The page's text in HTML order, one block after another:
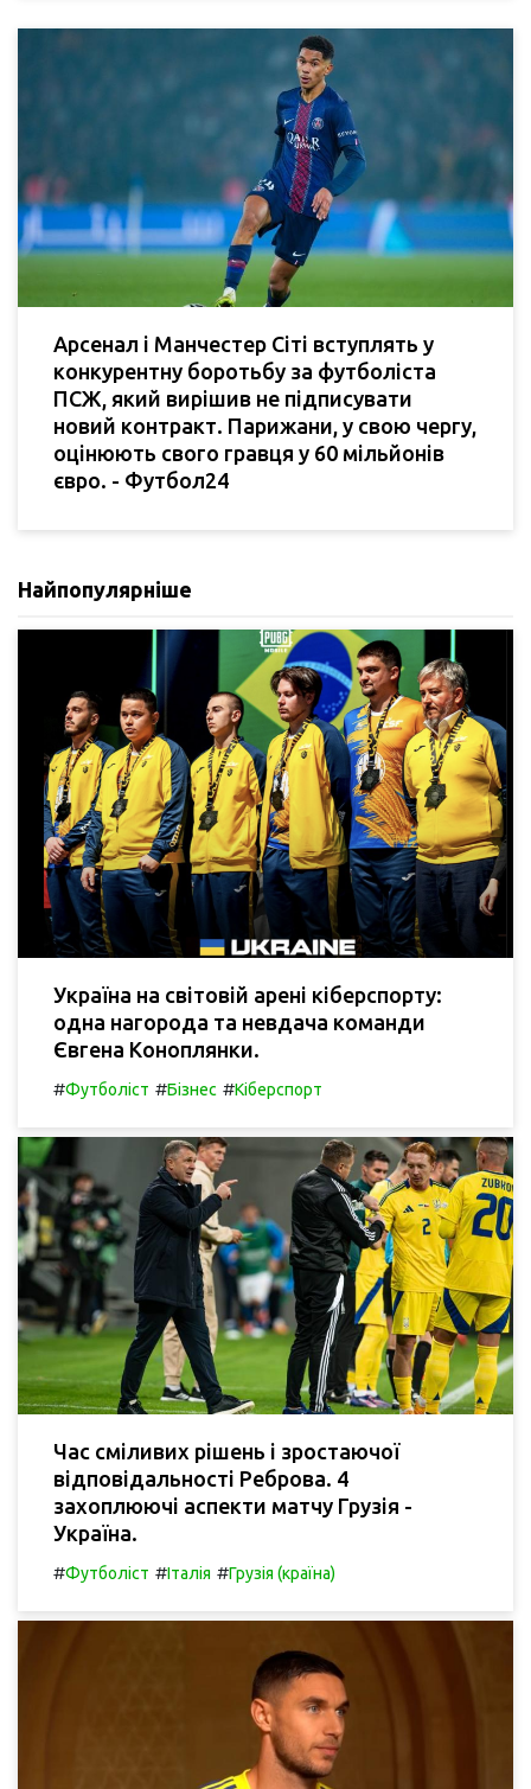
Арсенал і Манчестер Сіті вступлять у
конкурентну боротьбу за футболіста
ПСЖ, який вирішив не підписувати
новий контракт. Парижани, у свою чергу,
оцінюють свого гравця у 60 мільйонів
євро. - Футбол24
Найпопулярніше
Україна на світовій арені кіберспорту:
одна нагорода та невдача команди
Євгена Коноплянки.
#Футболіст #Бізнес #Кіберспорт
Час сміливих рішень і зростаючої
відповідальності Реброва. 4
захоплюючі аспекти матчу Грузія -
Україна.
#Футболіст #Італія #Грузія (країна)